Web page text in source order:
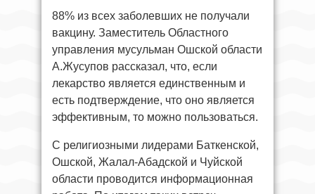
88% из всех заболевших не получали
вакцину. Заместитель Областного
управления мусульман Ошской области
А.Жусупов рассказал, что, если
лекарство является единственным и
есть подтверждение, что оно является
эффективным, то можно пользоваться.
С религиозными лидерами Баткенской,
Ошской, Жалал-Абадской и Чуйской
области проводится информационная